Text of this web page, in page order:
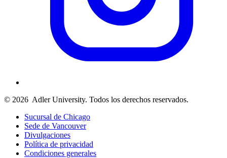
© 2026 Adler University. Todos los derechos reservados.
Sucursal de Chicago
Sede de Vancouver
Divulgaciones
Política de privacidad
Condiciones generales